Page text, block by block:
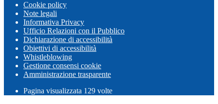
Cookie policy
Note legali
Informativa Privacy
Ufficio Relazioni con il Pubblico
Dichiarazione di accessibilità
Obiettivi di accessibilità
Whistleblowing
Gestione consensi cookie
Amministrazione trasparente
Pagina visualizzata 129 volte